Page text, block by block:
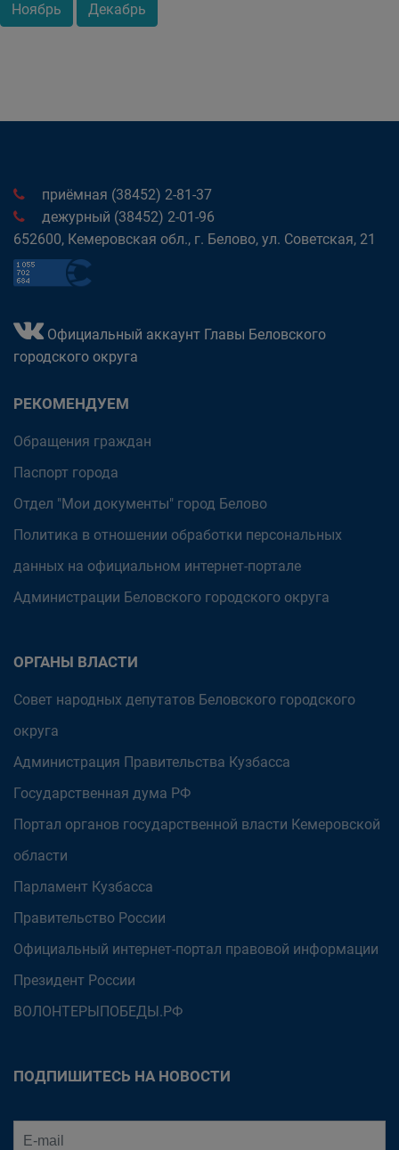
Ноябрь Декабрь
приёмная (38452) 2-81-37
дежурный (38452) 2-01-96
652600, Кемеровская обл., г. Белово, ул. Советская, 21
Официальный аккаунт Главы Беловского
городского округа
РЕКОМЕНДУЕМ
Обращения граждан
Паспорт города
Отдел "Мои документы" город Белово
Политика в отношении обработки персональных
данных на официальном интернет-портале
Администрации Беловского городского округа
ОРГАНЫ ВЛАСТИ
Совет народных депутатов Беловского городского
округа
Администрация Правительства Кузбасса
Государственная дума РФ
Портал органов государственной власти Кемеровской
области
Парламент Кузбасса
Правительство России
Официальный интернет-портал правовой информации
Президент России
ВОЛОНТЕРЫПОБЕДЫ.РФ
ПОДПИШИТЕСЬ НА НОВОСТИ